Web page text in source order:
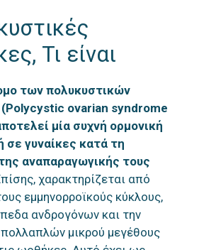
Τι είναι
των πολυκυστικών
ovarian syndrome
μία συχνή ορμονική
σε γυναίκες κατά τη
αναπαραγωγικής τους
χαρακτηρίζεται από
εμμηνορροϊκούς κύκλους,
ανδρογόνων και την
μικρού μεγέθους